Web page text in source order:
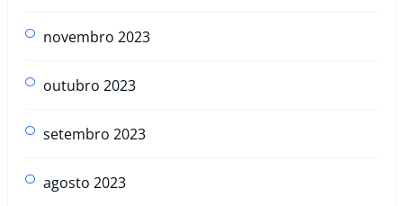
novembro 2023
outubro 2023
setembro 2023
agosto 2023